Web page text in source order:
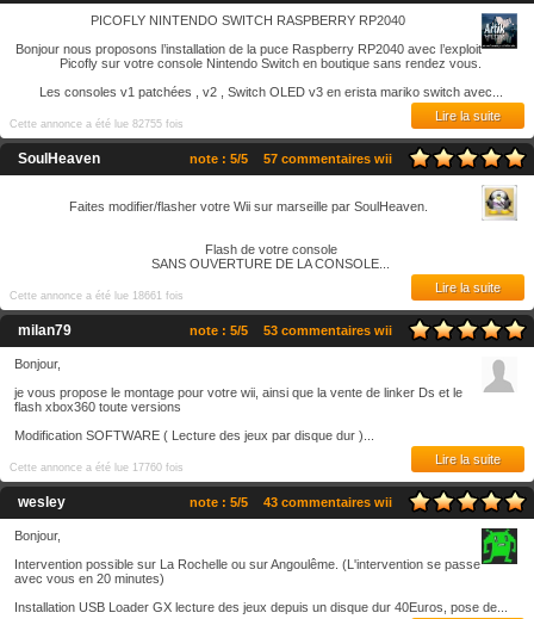
PICOFLY NINTENDO SWITCH RASPBERRY RP2040
Bonjour nous proposons l’installation de la puce Raspberry RP2040 avec l’exploit
Picofly sur votre console Nintendo Switch en boutique sans rendez vous.
Les consoles v1 patchées , v2 , Switch OLED v3 en erista mariko switch avec...
Cette annonce a été lue 82755 fois
Lire la suite
SoulHeaven 57 commentaires wii
note : 5/5
Faites modifier/flasher votre Wii sur marseille par SoulHeaven.
Flash de votre console
SANS OUVERTURE DE LA CONSOLE...
Cette annonce a été lue 18661 fois
Lire la suite
milan79 53 commentaires wii
note : 5/5
Bonjour,
je vous propose le montage pour votre wii, ainsi que la vente de linker Ds et le
flash xbox360 toute versions
Modification SOFTWARE ( Lecture des jeux par disque dur )...
Cette annonce a été lue 17760 fois
Lire la suite
wesley 43 commentaires wii
note : 5/5
Bonjour,
Intervention possible sur La Rochelle ou sur Angoulême. (L'intervention se passe
avec vous en 20 minutes)
Installation USB Loader GX lecture des jeux depuis un disque dur 40Euros, pose de...